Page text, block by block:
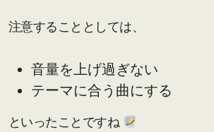
注意することとしては、
音量を上げ過ぎない
テーマに合う曲にする
といったことですね